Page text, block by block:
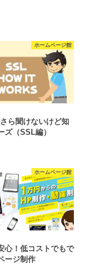
ホームページ館
ら聞けないけど知
ズ（SSL編）
ホームページ館
心！低コストでもで
ージ制作